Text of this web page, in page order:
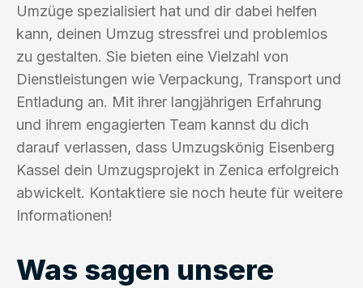
Umzüge spezialisiert hat und dir dabei helfen
kann, deinen Umzug stressfrei und problemlos
zu gestalten. Sie bieten eine Vielzahl von
Dienstleistungen wie Verpackung, Transport und
Entladung an. Mit ihrer langjährigen Erfahrung
und ihrem engagierten Team kannst du dich
darauf verlassen, dass Umzugskönig Eisenberg
Kassel dein Umzugsprojekt in Zenica erfolgreich
abwickelt. Kontaktiere sie noch heute für weitere
Informationen!
Was sagen unsere